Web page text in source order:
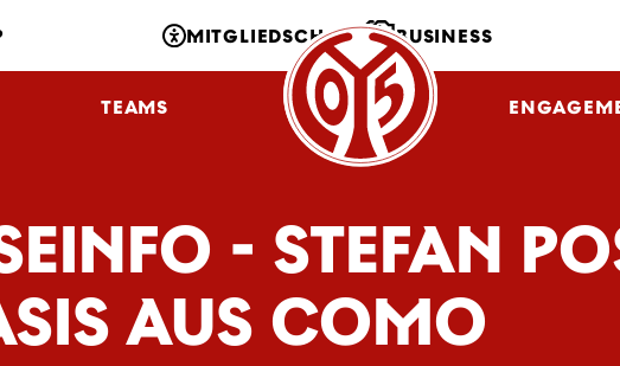
MITGLIEDSCHAFT BUSINESS
TEAMS NLZ FANS
- STEFAN
AUS COMO